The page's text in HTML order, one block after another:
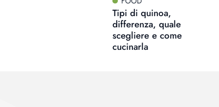
Tipi di quinoa,
differenza, quale
scegliere e come
cucinarla